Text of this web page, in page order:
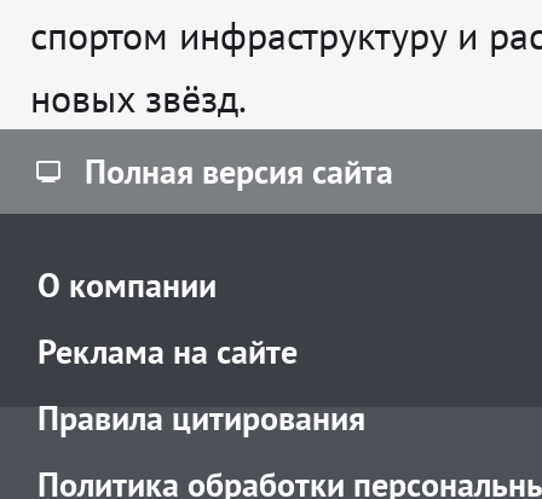
спортом инфраструктуру и
новых звёзд.
Полная версия сайта
О компании
Реклама на сайте
Правила цитирования
Политика обработки